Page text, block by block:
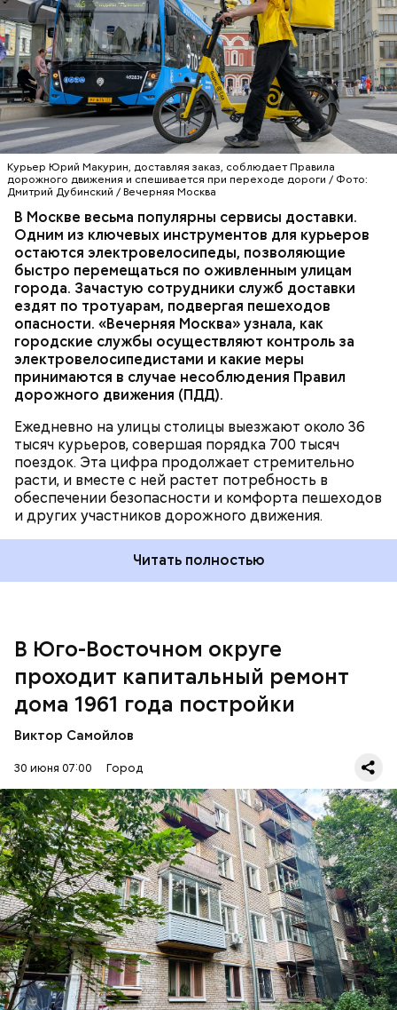
Курьер Юрий Макурин, доставляя заказ, соблюдает Правила
дорожного движения и спешивается при переходе дороги / Фото:
Дмитрий Дубинский / Вечерняя Москва
В Москве весьма популярны сервисы доставки.
Одним из ключевых инструментов для курьеров
остаются электровелосипеды, позволяющие
быстро перемещаться по оживленным улицам
города. Зачастую сотрудники служб доставки
ездят по тротуарам, подвергая пешеходов
опасности. «Вечерняя Москва» узнала, как
городские службы осуществляют контроль за
электровелосипедистами и какие меры
принимаются в случае несоблюдения Правил
дорожного движения (ПДД).
Ежедневно на улицы столицы выезжают около 36
тысяч курьеров, совершая порядка 700 тысяч
поездок. Эта цифра продолжает стремительно
расти, и вместе с ней растет потребность в
обеспечении безопасности и комфорта пешеходов
и других участников дорожного движения.
Инновационные технологии
Читать полностью
ТРАНСПОРТ ПДД КУРЬЕРЫ
МОСКВА
ДОСТАВКА
В Юго-Восточном округе
проходит капитальный ремонт
дома 1961 года постройки
Виктор Самойлов
30 июня 07:00 Город
Пятиэтажный жилой дом был построен в 1961 году
по типовому проекту. Фасады лаконичны по
архитектуре. По периметру здания расположены
венчающий карниз и пояс из темно-красного
кирпича. Интересно отметить, что в этом доме жил
герой Советского Союза Чунтонов Николай
Григорьевич.